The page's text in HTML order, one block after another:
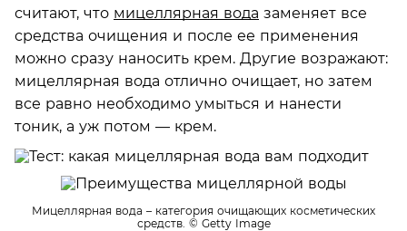
считают, что мицеллярная вода заменяет все
средства очищения и после ее применения
можно сразу наносить крем. Другие возражают:
мицеллярная вода отлично очищает, но затем
все равно необходимо умыться и нанести
тоник, а уж потом — крем.
Мицеллярная вода – категория очищающих косметических
средств. © Getty Image